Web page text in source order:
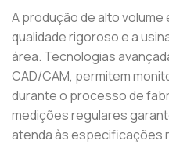
A produção de alto
qualidade rigoroso e a
área. Tecnologias
CAD/CAM, permitem
durante o processo de
medições regulares
atenda às especificações